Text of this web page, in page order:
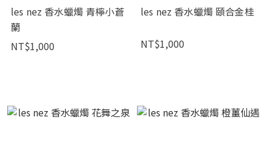
les nez 香水蠟燭 青檸小蒼
蘭
NT$1,000
les nez 香水蠟燭 頤合金桂
NT$1,000